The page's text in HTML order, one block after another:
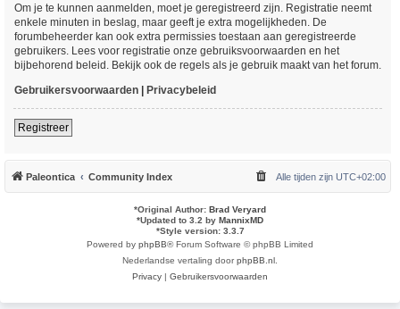
Om je te kunnen aanmelden, moet je geregistreerd zijn. Registratie neemt
enkele minuten in beslag, maar geeft je extra mogelijkheden. De
forumbeheerder kan ook extra permissies toestaan aan geregistreerde
gebruikers. Lees voor registratie onze gebruiksvoorwaarden en het
bijbehorend beleid. Bekijk ook de regels als je gebruik maakt van het forum.
Gebruikersvoorwaarden | Privacybeleid
Registreer
Paleontica Community Index Alle tijden zijn UTC+02:00
*Original Author: Brad Veryard
*Updated to 3.2 by MannixMD
*Style version: 3.3.7
Powered by phpBB® Forum Software © phpBB Limited
Nederlandse vertaling doorphpBB.nl
Privacy | Gebruikersvoorwaarden